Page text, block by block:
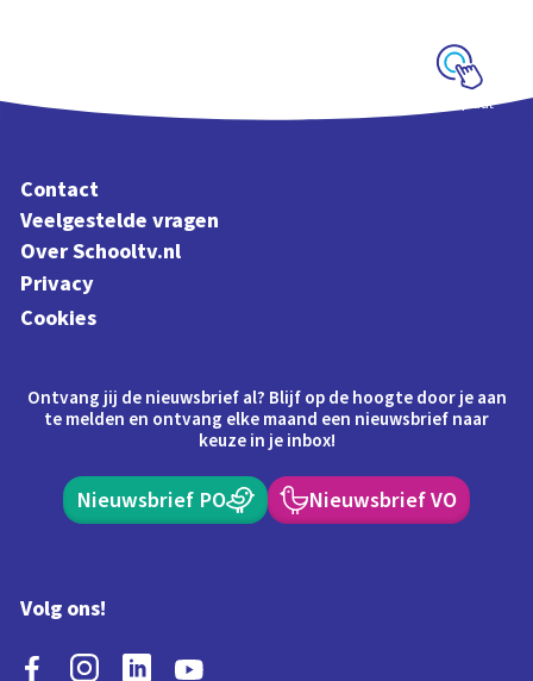
Schoolplaat
Contact
Veelgestelde vragen
Over Schooltv.nl
Privacy
Cookies
Ontvang jij de nieuwsbrief al? Blijf op de hoogte door je aan
te melden en ontvang elke maand een nieuwsbrief naar
keuze in je inbox!
Nieuwsbrief PO Nieuwsbrief VO
Volg ons!